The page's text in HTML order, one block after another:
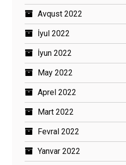
Avqust 2022
İyul 2022
İyun 2022
May 2022
Aprel 2022
Mart 2022
Fevral 2022
Yanvar 2022